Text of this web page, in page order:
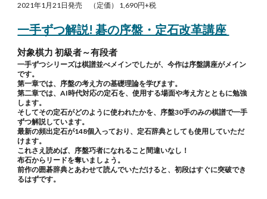
2021年1月21日発売 （定価） 1,690円+税
一手ずつ解説! 碁の序盤・定石改革講座
対象棋力 初級者～有段者
一手ずつシリーズは棋譜並べメインでしたが、今作は序盤講座がメイン
です。
第一章では、序盤の考え方の基礎理論を学びます。
第二章では、AI時代対応の定石を、使用する場面や考え方とともに勉強
します。
そしてその定石がどのように使われたかを、序盤30手のみの棋譜で一手
ずつ解説しています。
最新の頻出定石が148個入っており、定石辞典としても使用していただ
けます。
これさえ読めば、序盤巧者になれること間違いなし！
布石からリードを奪いましょう。
前作の囲碁辞典とあわせて読んでいただけると、初段はすぐに突破でき
るはずです。